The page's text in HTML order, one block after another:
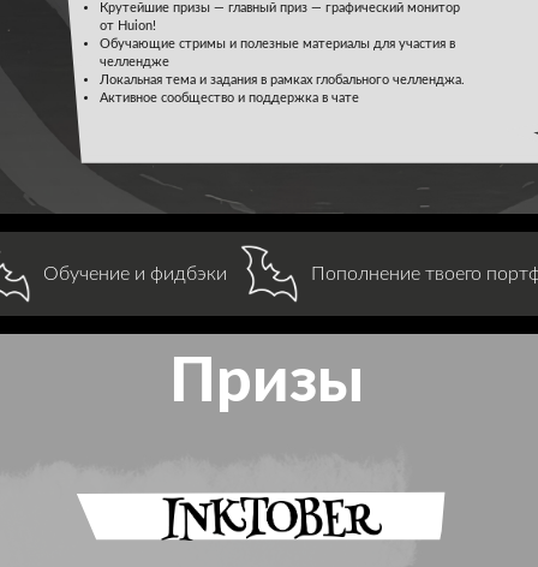
Крутейшие призы — главный приз — графический монитор
от Huion!
Обучающие стримы и полезные материалы для участия в
челлендже
Локальная тема и задания в рамках глобального челленджа.
Активное сообщество и поддержка в чате
Пополнение твоего портфолио
Призы